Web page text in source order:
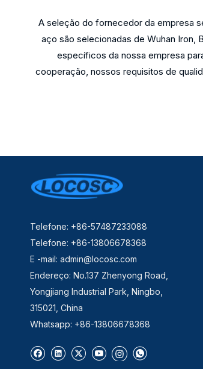
A seleção do fornecedor da empresa
aço são selecionadas de Wuhan Iron,
específicos da nossa empresa
cooperação, nossos requisitos de
Telefone: +86-57487233088
Telefone: +86-13806678368
E -mail: admin@locosc.com
Endereço: No.137 Zhenyong Road,
Yongjiang Industrial Park, Ningbo,
315021, China
Whatsapp: +86-13806678368